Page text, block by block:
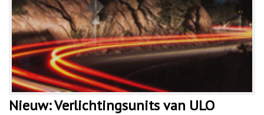
Nieuw: Verlichtingsunits van ULO